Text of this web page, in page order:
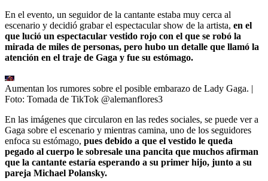
En el evento, un seguidor de la cantante estaba muy cerca al
escenario y decidió grabar el espectacular show de la artista, en el
que lució un espectacular vestido rojo con el que se robó la
mirada de miles de personas, pero hubo un detalle que llamó la
atención en el traje de Gaga y fue su estómago.
Aumentan los rumores sobre el posible embarazo de Lady Gaga. |
Foto: Tomada de TikTok @alemanflores3
En las imágenes que circularon en las redes sociales, se puede ver a
Gaga sobre el escenario y mientras camina, uno de los seguidores
enfoca su estómago, pues debido a que el vestido le queda
pegado al cuerpo le sobresale una pancita que muchos afirman
que la cantante estaría esperando a su primer hijo, junto a su
pareja Michael Polansky.